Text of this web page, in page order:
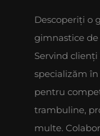
Descoperiți o
gimnastice de
Servind
specializăm
pentru
trambuline,
multe.